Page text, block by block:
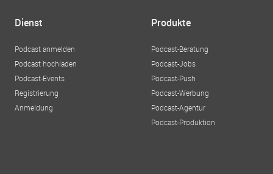
Dienst
Podcast anmelden
Podcast hochladen
Podcast-Events
Registrierung
Anmeldung
Produkte
Podcast-Beratung
Podcast-Jobs
Podcast-Push
Podcast-Werbung
Podcast-Agentur
Podcast-Produktion